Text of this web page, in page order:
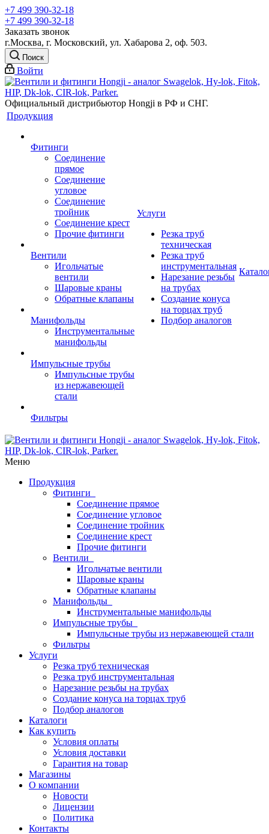
+7 499 390-32-18
+7 499 390-32-18
Заказать звонок
г.Москва, г. Московский, ул. Хабарова 2, оф. 503.
Поиск
Войти
Официальный дистрибьютор Hongji в РФ и СНГ.
Продукция
Фитинги
Соединение
прямое
Соединение
угловое
Соединение
тройник
Соединение крест
Прочие фитинги
Вентили
Игольчатые
вентили
Шаровые краны
Обратные клапаны
Манифольды
Инструментальные
манифольды
Импульсные трубы
Импульсные трубы
из нержавеющей
стали
Фильтры
Услуги
Резка труб
техническая
Резка труб
инструментальная
Нарезание резьбы
на трубах
Создание конуса
на торцах труб
Подбор аналогов
Меню
Продукция
Фитинги
Соединение прямое
Соединение угловое
Соединение тройник
Соединение крест
Прочие фитинги
Вентили
Игольчатые вентили
Шаровые краны
Обратные клапаны
Манифольды
Инструментальные манифольды
Импульсные трубы
Импульсные трубы из нержавеющей стали
Фильтры
Услуги
Резка труб техническая
Резка труб инструментальная
Нарезание резьбы на трубах
Создание конуса на торцах труб
Подбор аналогов
Каталоги
Как купить
Условия оплаты
Условия доставки
Гарантия на товар
Магазины
О компании
Новости
Лицензии
Политика
Контакты